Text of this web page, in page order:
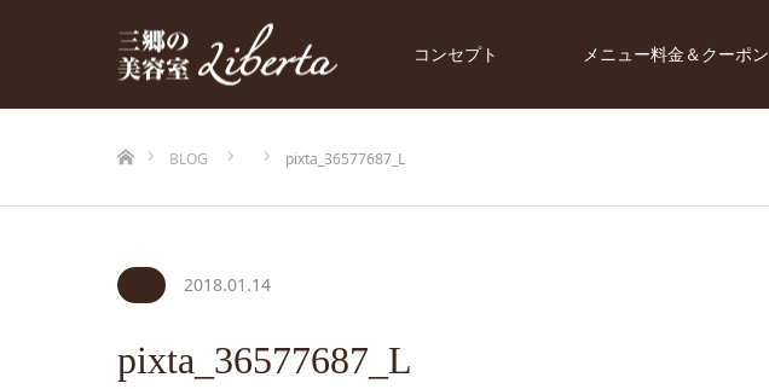
コンセプト メニュー料金＆クーポン
BLOG
pixta_36577687_L
2018.01.14
pixta_36577687_L